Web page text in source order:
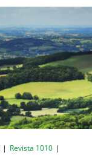
| Revista 1010 |